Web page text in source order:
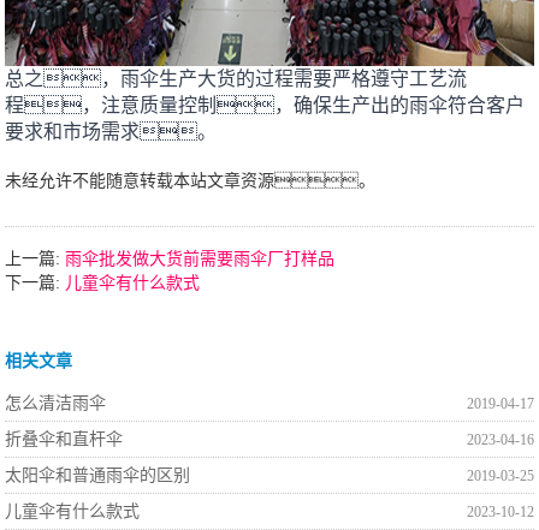
总之，雨伞生产大货的过程需要严格遵守工艺流
程，注意质量控制，确保生产出的雨伞符合客户
要求和市场需求。
未经允许不能随意转载本站文章资源。
上一篇: 雨伞批发做大货前需要雨伞厂打样品
下一篇: 儿童伞有什么款式
相关文章
怎么清洁雨伞 2019-04-17
折叠伞和直杆伞 2023-04-16
太阳伞和普通雨伞的区别 2019-03-25
儿童伞有什么款式 2023-10-12